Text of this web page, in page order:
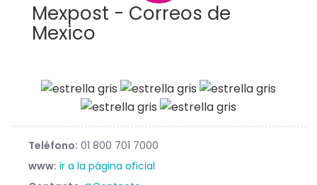
Mexpost - Correos de
Mexico
Teléfono: 01 800 701 7000
www: ir a la página oficial